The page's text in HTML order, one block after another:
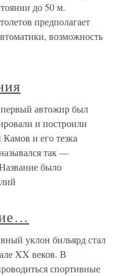
до 50 м.
предполагает
возможность
автожир был
и построили
и его тезка
так —
было
уклон бильярд стал
XX веков. В
спортивные